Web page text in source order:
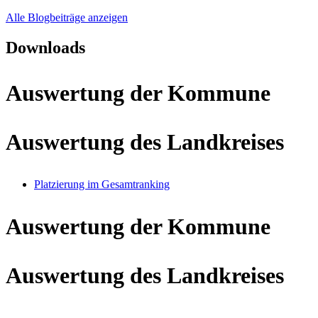
Alle Blogbeiträge anzeigen
Downloads
Auswertung der Kommune
Auswertung des Landkreises
Platzierung im Gesamtranking
Auswertung der Kommune
Auswertung des Landkreises